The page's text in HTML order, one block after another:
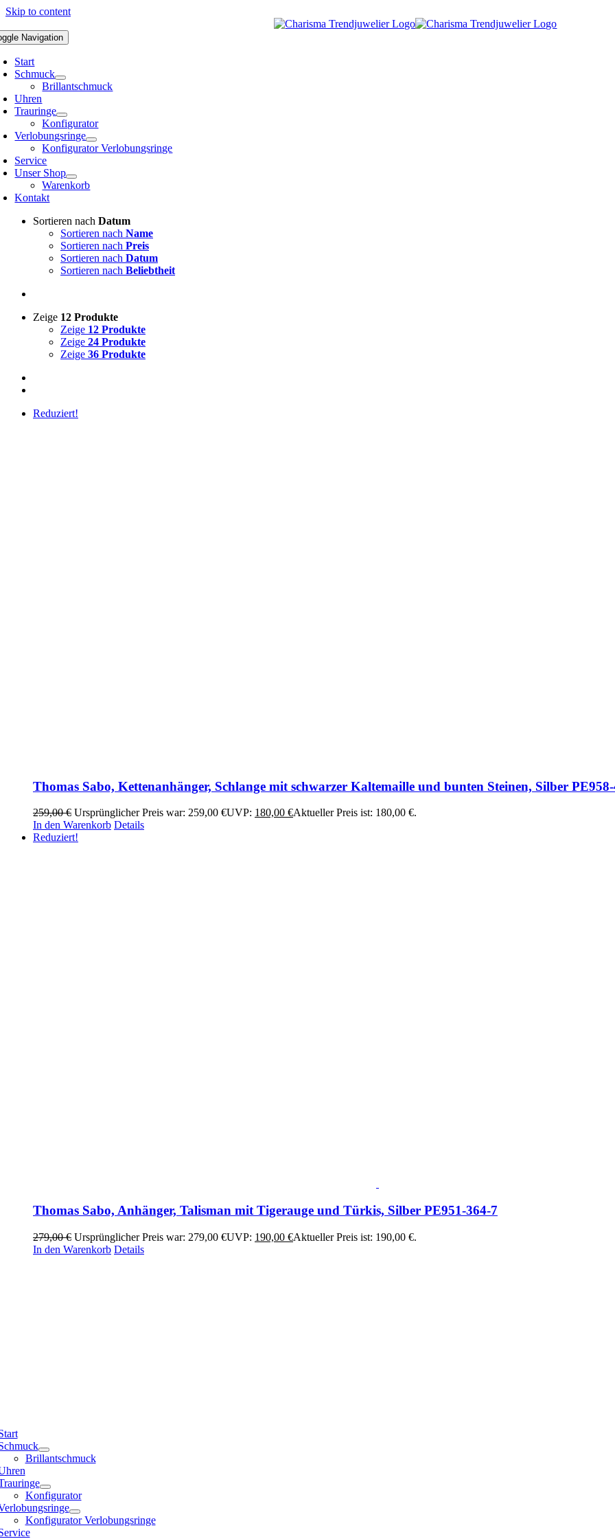
Skip to content
Navigation
Start
Schmuck
Brillantschmuck
Uhren
Trauringe
Konfigurator
Verlobungsringe
Konfigurator Verlobungsringe
Service
Unser Shop
Warenkorb
Kontakt
Sortieren nach Datum
Sortieren nach Name
Sortieren nach Preis
Sortieren nach Datum
Sortieren nach Beliebtheit
Zeige 12 Produkte
Zeige 12 Produkte
Zeige 24 Produkte
Zeige 36 Produkte
Reduziert!
Thomas Sabo, Kettenanhänger, Schlange mit schwarzer Kaltemaille und bunten Steinen, Silber
259,00€ Ursprünglicher Preis war: 259,00 €UVP: 180,00 €Aktueller Preis ist: 180,00 €.
In den Warenkorb Details
Reduziert!
Thomas Sabo, Anhänger, Talisman mit Tigerauge und Türkis, Silber PE951-364-7
279,00€ Ursprünglicher Preis war: 279,00 €UVP: 190,00 €Aktueller Preis ist: 190,00 €.
In den Warenkorb Details
Brillantschmuck
Konfigurator
Konfigurator Verlobungsringe